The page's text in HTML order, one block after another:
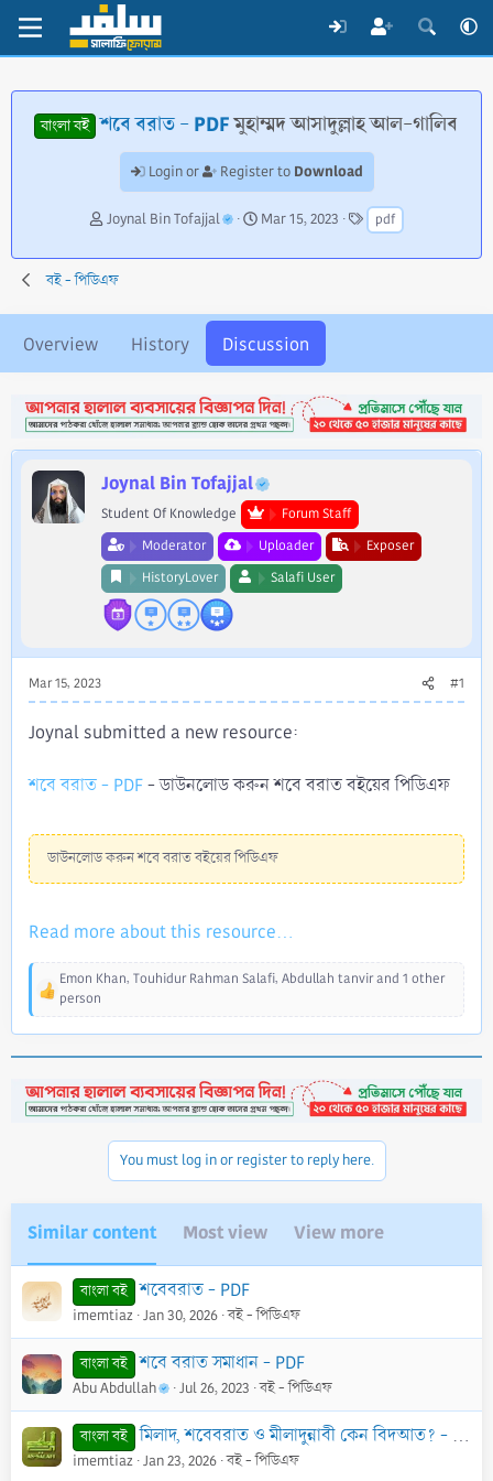
বাংলা বই শবে বরাত - PDFমুহাম্মদ আসাদুল্লাহ আল-গালিব
Login or Register to Download
T
r
e
d
r
t
e
Joynal Bin Tofajjal
S
a
d
a
t
Mar 15, 2023
T
a
g
pdf
বই - পিডিএফ
Overview History Discussion
Joynal Bin Tofajjal
Student Of Knowledge
Forum Staff
Moderator
Uploader
Exposer
HistoryLover
Salafi User
Mar 15, 2023 #1
Joynal submitted a new resource:
শবে বরাত - PDF- ডাউনলোড করুন শবে বরাত বইয়ের পিডিএফ
ডাউনলোড করুন শবে বরাত বইয়ের পিডিএফ
Read more about this resource...
R
e
a
c
i
o
Emon Khan, Touhidur Rahman Salafi, Abdullah tanvirand 1 other
person
You must log in or register to reply here.
Similar content Most view View more
বাংলা বই শবেবরাত - PDF
imemtiaz Jan 30, 2026 বই - পিডিএফ
বাংলা বই শবে বরাত সমাধান - PDF
Abu Abdullah Jul 26, 2023 বই - পিডিএফ
বাংলা বই মিলাদ, শবেবরাত ও মীলাদুন্নাবী কেন বিদআত? - PDF
imemtiaz Jan 23, 2026 বই - পিডিএফ